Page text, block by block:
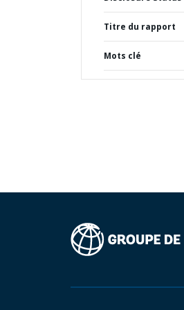
Titre du rapport
Mots clé